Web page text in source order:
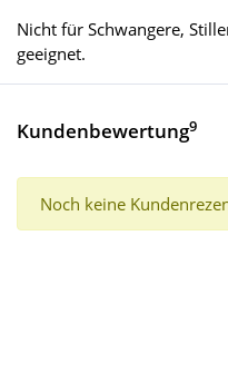
Nicht für Schwangere,
geeignet.
Kundenbewertung9
Noch keine